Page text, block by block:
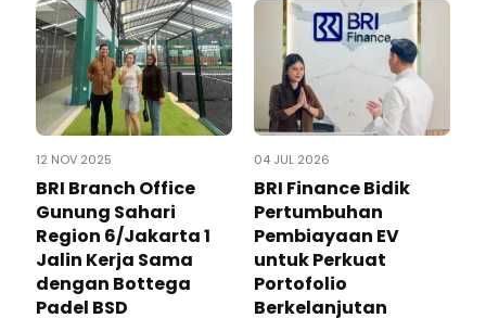
12 NOV 2025
BRI Branch Office
Gunung Sahari
Region 6/Jakarta 1
Jalin Kerja Sama
dengan Bottega
Padel BSD
04 JUL 2026
BRI Finance Bidik
Pertumbuhan
Pembiayaan EV
untuk Perkuat
Portofolio
Berkelanjutan